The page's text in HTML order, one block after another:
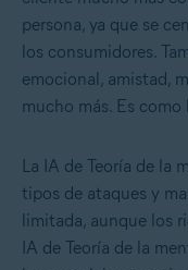
persona, ya que se
los consumidores.
emocional, amistad,
mucho más. Es
La IA de Teoría de la
tipos de ataques y
limitada, aunque los
IA de Teoría de la